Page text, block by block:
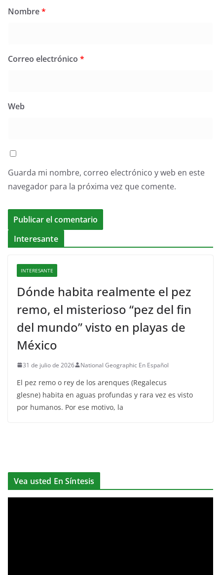
Nombre*
Correo electrónico *
Web
Guarda mi nombre, correo electrónico y web en este
navegador para la próxima vez que comente.
Interesante
INTERESANTE
Dónde habita realmente el pez
remo, el misterioso “pez del fin
del mundo” visto en playas de
México
31 de julio de 2026 National Geographic En Español
El pez remo o rey de los arenques (Regalecus
glesne) habita en aguas profundas y rara vez es visto
por humanos. Por ese motivo, la
Vea usted En Síntesis